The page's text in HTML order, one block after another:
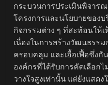
กระบวนการประเมินพิจาร
โครงการและนโยบายของ
กิจกรรมต่าง ๆ ที่สะท้อนให้
เนื่องในการสร้างวัฒนธรรม
ครอบคลุม และเอื้อเฟื้อซึ่งกั
องค์กรที่ได้รับการคัดเลือก
วางใจสูงเท่านั้น แต่ยังแสด